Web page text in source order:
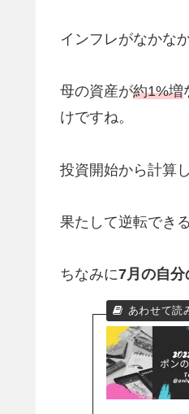
インフレがなかな
母の資産が約1%増
けですね。
投資開始から計算
果たして逆転でき
ちなみに7月の自分